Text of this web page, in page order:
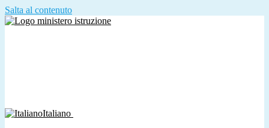
Salta al contenuto
Italiano